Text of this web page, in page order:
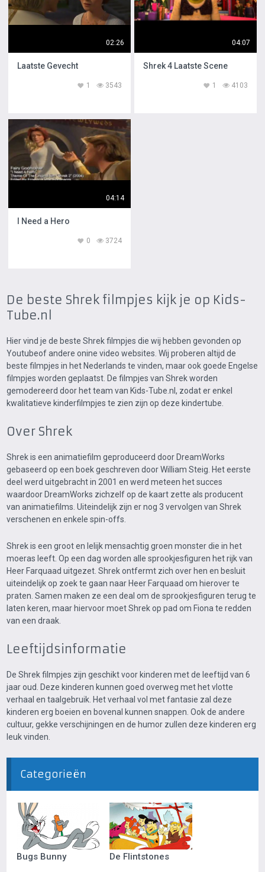
02:26
Laatste Gevecht
3543
1
04:07
Shrek 4 Laatste Scene
4103
1
04:14
I Need a Hero
3724
0
De beste Shrek filmpjes kijk je op Kids-
Tube.nl
Hier vind je de beste Shrek filmpjes die wij hebben gevonden op
Youtubeof andere onine video websites. Wij proberen altijd de
beste filmpjes in het Nederlands te vinden, maar ook goede Engelse
filmpjes worden geplaatst. De filmpjes van Shrek worden
gemodereerd door het team van Kids-Tube.nl, zodat er enkel
kwalitatieve kinderfilmpjes te zien zijn op deze kindertube.
Over Shrek
Shrek is een animatiefilm geproduceerd door DreamWorks
gebaseerd op een boek geschreven door William Steig. Het eerste
deel werd uitgebracht in 2001 en werd meteen het succes
waardoor DreamWorks zichzelf op de kaart zette als producent
van animatiefilms. Uiteindelijk zijn er nog 3 vervolgen van Shrek
verschenen en enkele spin-offs.
Shrek is een groot en lelijk mensachtig groen monster die in het
moeras leeft. Op een dag worden alle sprookjesfiguren het rijk van
Heer Farquaad uitgezet. Shrek ontfermt zich over hen en besluit
uiteindelijk op zoek te gaan naar Heer Farquaad om hierover te
praten. Samen maken ze een deal om de sprookjesfiguren terug te
laten keren, maar hiervoor moet Shrek op pad om Fiona te redden
van een draak.
Leeftijdsinformatie
De Shrek filmpjes zijn geschikt voor kinderen met de leeftijd van 6
jaar oud. Deze kinderen kunnen goed overweg met het vlotte
verhaal en taalgebruik. Het verhaal vol met fantasie zal deze
kinderen erg boeien en bovenal kunnen snappen. Ook de andere
cultuur, gekke verschijningen en de humor zullen deze kinderen erg
leuk vinden.
Categorieën
Bugs Bunny De Flintstones